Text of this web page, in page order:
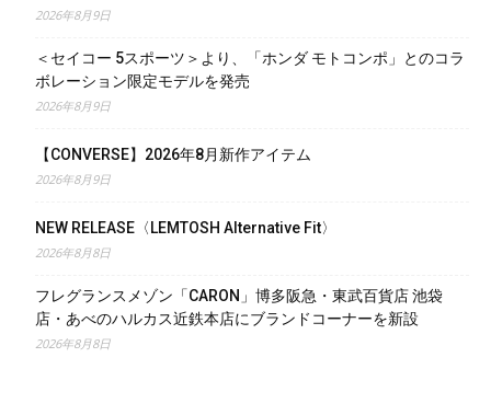
2026年8月9日
＜セイコー 5スポーツ＞より、「ホンダ モトコンポ」とのコラ
ボレーション限定モデルを発売
2026年8月9日
【CONVERSE】2026年8月新作アイテム
2026年8月9日
NEW RELEASE〈LEMTOSH Alternative Fit〉
2026年8月8日
フレグランスメゾン「CARON」博多阪急・東武百貨店 池袋
店・あべのハルカス近鉄本店にブランドコーナーを新設
2026年8月8日